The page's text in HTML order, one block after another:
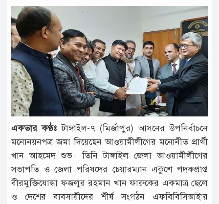
দেশের
খবর
আমাদের
টাঙ্গাইল
আন্তর্জাতিক
রাজনীতি
অপরাধ
দুর্ঘটনা
বিনোদন
খেলাধুলা
চাকরি
একতার কণ্ঠঃ টাঙ্গাইল-৭ (মির্জাপুর) আসনের উপনির্বাচনে
মনোনয়নপত্র জমা দিয়েছেন আওয়ামীলীগের মনোনীত প্রার্থী
খান আহমেদ শুভ। তিনি টাঙ্গাইল জেলা আওয়ামীলীগের
সভাপতি ও জেলা পরিষদের চেয়ারম্যান একুশে পদকপ্রাপ্ত
বীরমুক্তিযোদ্ধা ফজলুর রহমান খান ফারুকের একমাত্র ছেলে
ও দেশের ব্যবসায়ীদের শীর্ষ সংগঠন এফবিবিসিআই’র